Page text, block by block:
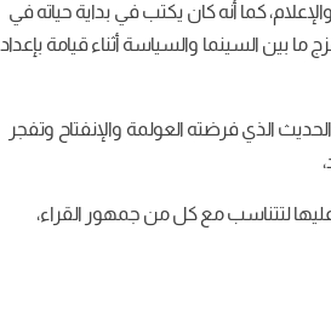
كما أنه كان يكتب في بداية حياته في
بين السينما والسياسة أثناء قيامة بإعداد
الذي فرضته العولمة والإنفتاح وتفجر
عليها لتتناسب مع كل من جمهور القراء،